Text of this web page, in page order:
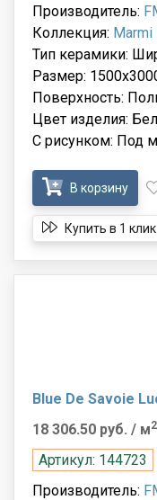
Производитель:
Коллекция: Marmi
Тип керамики:
Размер:
Поверхность:
Цвет изделия:
С рисунком: Под
В корзину
Купить в 1 клик
Blue De Savoie
18 306.50 руб. / м2
Артикул: 144723
Производитель: